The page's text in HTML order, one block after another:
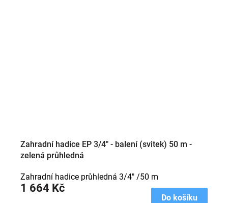
Zahradní hadice EP 3/4" - balení (svitek) 50 m -
zelená průhledná
1 664 Kč
Do košíku
Zahradní hadice průhledná 3/4" /50 m